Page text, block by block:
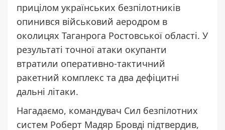
прицілом українських безпілотників
опинився військовий аеродром в
околицях Таганрога Ростовської області. У
результаті точної атаки окупанти
втратили оперативно-тактичний
ракетний комплекс та два дефіцитні
дальні літаки.
Нагадаємо, командувач Сил безпілотних
систем Роберт Мадяр Бровді підтвердив,